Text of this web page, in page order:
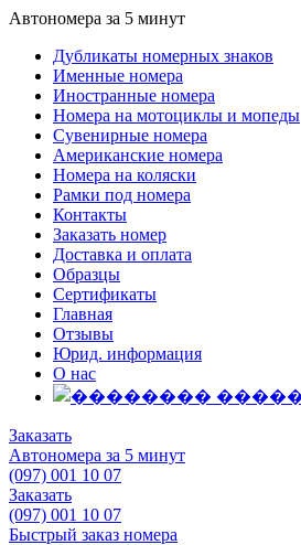
Автономера за 5 минут
Дубликаты номерных знаков
Именные номера
Иностранные номера
Номера на мотоциклы и мопеды
Сувенирные номера
Американские номера
Номера на коляски
Рамки под номера
Контакты
Заказать номер
Доставка и оплата
Образцы
Сертификаты
Главная
Отзывы
Юрид. информация
О нас
Заказать
Автономера за 5 минут
(097) 001 10 07
Заказать
(097) 001 10 07
Быстрый заказ номера